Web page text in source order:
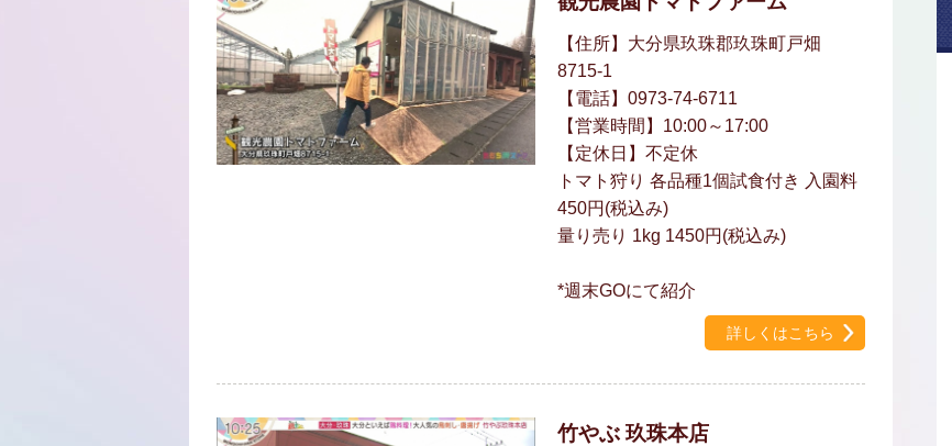
【住所】大分県玖珠郡玖珠町戸畑
8715-1
【電話】0973-74-6711
【営業時間】10:00～17:00
【定休日】不定休
トマト狩り 各品種1個試食付き 入園料
450円(税込み)
量り売り 1kg 1450円(税込み)
*週末GOにて紹介
詳しくはこちら
竹やぶ 玖珠本店